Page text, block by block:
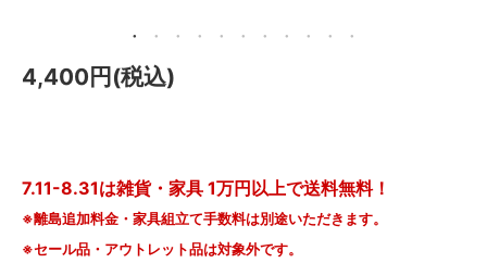
4,400円(税込)
7.11-8.31は雑貨・家具 1万円以上で送料無料！
※離島追加料金・家具組立て手数料は別途いただきます。
※セール品・アウトレット品は対象外です。